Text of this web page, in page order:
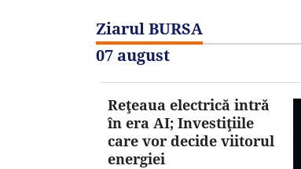
Ziarul BURSA
07 august
Reţeaua electrică intră
în era AI; Investiţiile
care vor decide viitorul
energiei